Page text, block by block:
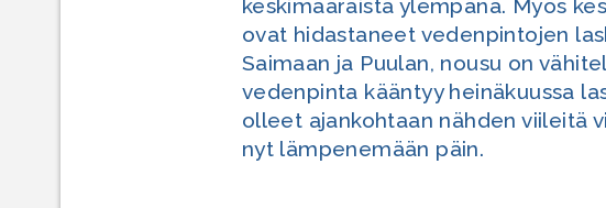
keskimääräistä ylempänä. Myös
ovat hidastaneet vedenpintojen
Saimaan ja Puulan, nousu on
vedenpinta kääntyy heinäkuussa
olleet ajankohtaan nähden viileitä
nyt lämpenemään päin.